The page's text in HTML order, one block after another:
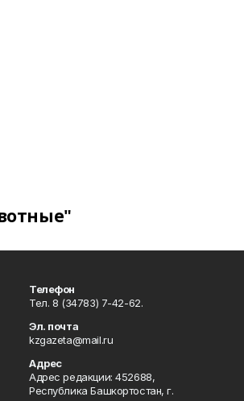
Телефон
Тел. 8 (34783) 7-42-62.
Эл. почта
kzgazeta@mail.ru
Адрес
Адрес редакции: 452688,
Республика Башкортостан, г.